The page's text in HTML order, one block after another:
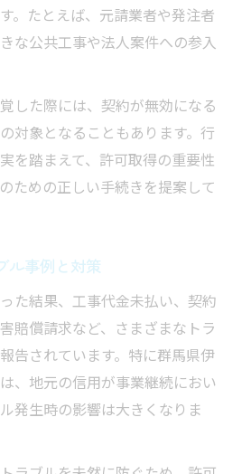
。たとえば、元請業者や発注者
な公共工事や法人案件への参入
した際には、契約が無効になる
対象となることもあります。行
を踏まえて、許可取得の重要性
ための正しい手続きを提案して
ル事例と対策
た結果、工事代金未払い、契約
賠償請求など、さまざまなトラ
告されています。特に群馬県伊
、地元の信用が事業継続におい
発生時の影響は大きくなりま